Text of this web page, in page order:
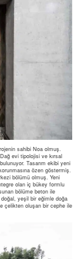
sahibi Noa olmuş.
evi tipolojisi ve kırsal
Tasarım ekibi yeni
özen göstermiş.
bölümü olmuş. Yeni
olan iç bükey formlu
bölüme beton ile
yeşil bir eğimle doğa
çelikten oluşan bir cephe ile